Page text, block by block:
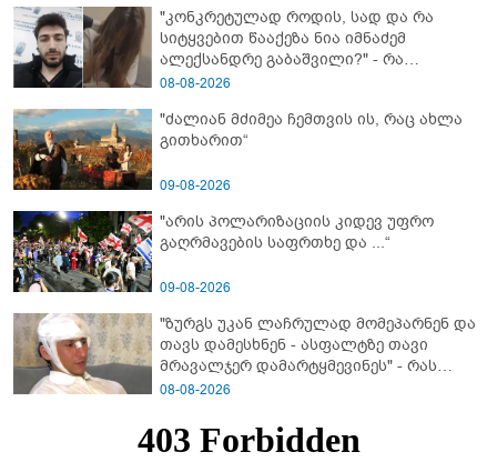
"კონკრეტულად როდის, სად და რა
სიტყვებით წააქეზა ნია იმნაძემ
ალექსანდრე გაბაშვილი?" - რა
მიმართვას ავრცელებს ნია იმნაძის
08-08-2026
"ძალიან მძიმეა ჩემთვის ის, რაც ახლა
გითხარით“
09-08-2026
"არის პოლარიზაციის კიდევ უფრო
გაღრმავების საფრთხე და ...“
09-08-2026
"ზურგს უკან ლაჩრულად მომეპარნენ და
თავს დამესხნენ - ასფალტზე თავი
მრავალჯერ დამარტყმევინეს" - რას
ჰყვება კურიერი, რომელსაც
გაუსწორდნენ?
08-08-2026